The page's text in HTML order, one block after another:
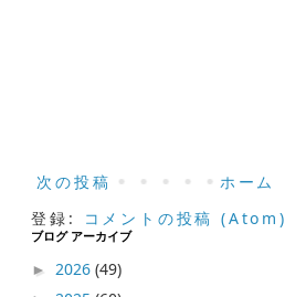
次の投稿
ホーム
登録:
コメントの投稿 (Atom)
ブログ アーカイブ
► 2026(49)